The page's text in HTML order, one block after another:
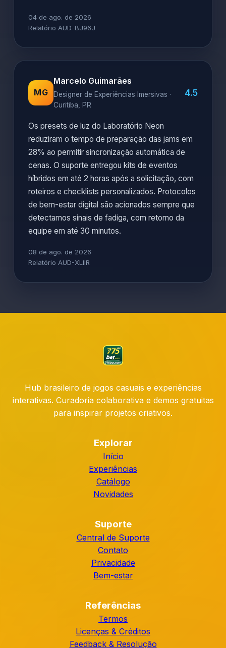
04 de ago. de 2026
Relatório AUD-BJ96J
MG
Marcelo Guimarães
Designer de Experiências Imersivas ·
Curitiba, PR
4.5
Os presets de luz do Laboratório Neon
reduziram o tempo de preparação das jams em
28% ao permitir sincronização automática de
cenas. O suporte entregou kits de eventos
híbridos em até 2 horas após a solicitação, com
roteiros e checklists personalizados. Protocolos
de bem-estar digital são acionados sempre que
detectamos sinais de fadiga, com retorno da
equipe em até 30 minutos.
08 de ago. de 2026
Relatório AUD-XLIIR
Hub brasileiro de jogos casuais e experiências
interativas. Curadoria colaborativa e demos gratuitas
para inspirar projetos criativos.
Explorar
Início
Experiências
Catálogo
Novidades
Suporte
Central de Suporte
Contato
Privacidade
Bem-estar
Referências
Termos
Licenças & Créditos
Feedback & Resolução